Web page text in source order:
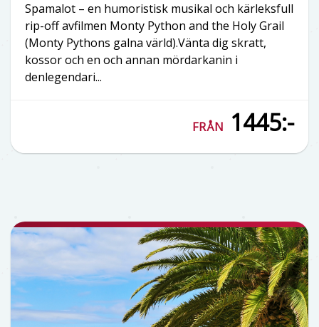
Spamalot – en humoristisk musikal och kärleksfull
rip-off avfilmen Monty Python and the Holy Grail
(Monty Pythons galna värld).Vänta dig skratt,
kossor och en och annan mördarkanin i
denlegendari...
FRÅN 1445:-